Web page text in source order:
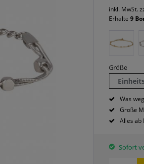
inkl. MwSt.
Erhalte9
Größe
Was
Große
Alles ab
Sofort